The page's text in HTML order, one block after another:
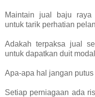
Maintain jual baju raya
untuk tarik perhatian
Adakah terpaksa jual
untuk dapatkan duit
Apa-apa hal jangan
Setiap perniagaan ada